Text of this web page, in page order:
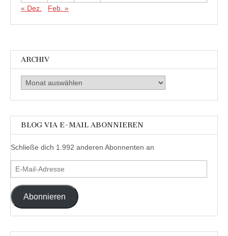
« Dez.
Feb. »
ARCHIV
Archiv
BLOG VIA E-MAIL ABONNIEREN
Schließe dich 1.992 anderen Abonnenten an
E-
Mail-
Adresse
Abonnieren